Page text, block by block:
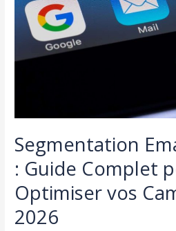
Segmentation
: Guide Complet
Optimiser vos
2026